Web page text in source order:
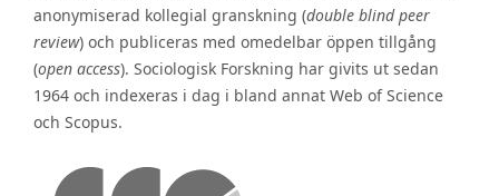
anonymiserad kollegial granskning (double blind peer
review) och publiceras med omedelbar öppen tillgång
(open access). Sociologisk Forskning har givits ut sedan
1964 och indexeras i dag i bland annat Web of Science
och Scopus.